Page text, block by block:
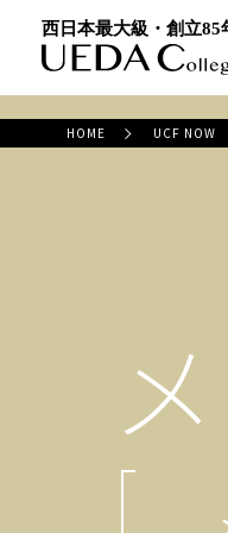
西日本最大級・創立85
HOME UCF NOW